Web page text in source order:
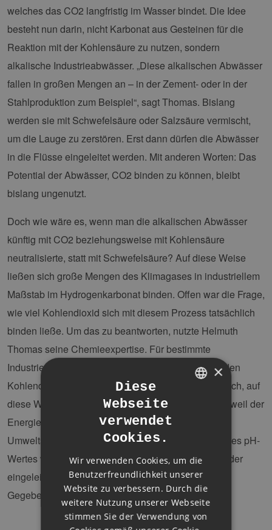
welches das CO2 langfristig im Wasser bindet. Die Idee
besteht nun darin, nicht Karbonat aus Gesteinen für die
Reaktion mit der Kohlensäure zu nutzen, sondern
alkalische Industrieabwässer. „Diese alkalischen Abwässer
fallen in großen Mengen an – in der Zement- oder in der
Stahlproduktion zum Beispiel“, sagt Thomas. Bislang
werden sie mit Schwefelsäure oder Salzsäure vermischt,
um die Lauge zu zerstören. Erst dann dürfen die Abwässer
in die Flüsse eingeleitet werden. Mit anderen Worten: Das
Potential der Abwässer, CO2 binden zu können, bleibt
bislang ungenutzt.
Doch wie wäre es, wenn man die alkalischen Abwässer
künftig mit CO2 beziehungsweise mit Kohlensäure
neutralisierte, statt mit Schwefelsäure? Auf diese Weise
ließen sich große Mengen des Klimagases in industriellem
Maßstab im Hydrogenkarbonat binden. Offen war die Frage,
wie viel Kohlendioxid sich mit diesem Prozess tatsächlich
binden ließe. Um das zu beantworten, nutzte Helmuth
Thomas seine Chemieexpertise. Für bestimmte
Industrieanlagen rechnete Helmuth Thomas exakt den
Kohlendioxid-Umsatz aus. Klare Antwort: Es lohnt sich, auf
diese Weise CO2 zu neutralisieren, vor allem, auch weil der
Energieverbrauch der Anlagen gering ist.
Umweltschutzvorgaben, insbesondere hinsichtlich des pH-
Wertes werden durch die automatische Anpassung der
eingeleiteten Abwässer an die ursprünglichen
Gegebenheiten des Flusses, direkt berücksichtigt.
×
Diese
Webseite
verwendet
Cookies.
Wir verwenden Cookies, um die
Benutzerfreundlichkeit unserer
Website zu verbessern. Durch die
weitere Nutzung unserer Webseite
stimmen Sie der Verwendung von